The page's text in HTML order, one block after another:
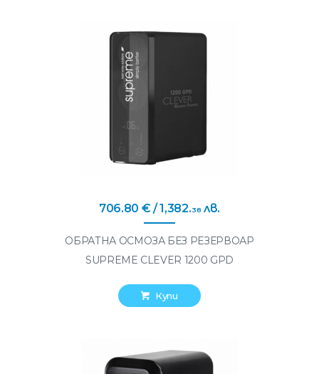
706.80 €/ 1,382.38 лв.
ОБРАТНА ОСМОЗА БЕЗ РЕЗЕРВОАР
SUPREME CLEVER 1200 GPD
Купи